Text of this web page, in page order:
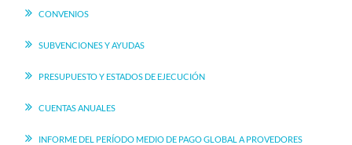
CONVENIOS
SUBVENCIONES Y AYUDAS
PRESUPUESTO Y ESTADOS DE EJECUCIÓN
CUENTAS ANUALES
INFORME DEL PERÍODO MEDIO DE PAGO GLOBAL A PROVEDORES